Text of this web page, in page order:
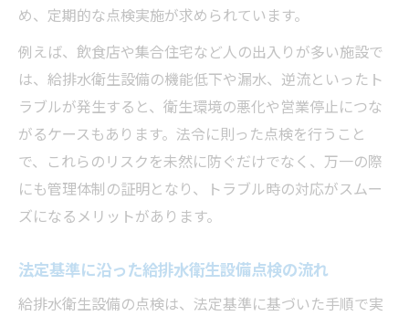
め、定期的な点検実施が求められています。
例えば、飲食店や集合住宅など人の出入りが多い施設で
は、給排水衛生設備の機能低下や漏水、逆流といったト
ラブルが発生すると、衛生環境の悪化や営業停止につな
がるケースもあります。法令に則った点検を行うこと
で、これらのリスクを未然に防ぐだけでなく、万一の際
にも管理体制の証明となり、トラブル時の対応がスムー
ズになるメリットがあります。
法定基準に沿った給排水衛生設備点検の流れ
給排水衛生設備の点検は、法定基準に基づいた手順で実